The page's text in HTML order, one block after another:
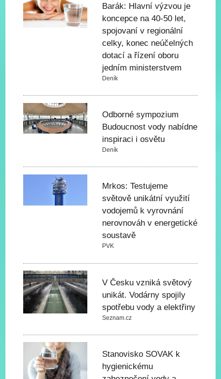
Barák: Hlavní výzvou je
koncepce na 40-50 let,
spojovaní v regionální
celky, konec neúčelných
dotací a řízení oboru
jedním ministerstvem
Deník
Odborné sympozium
Budoucnost vody nabídne
inspiraci i osvětu
Deník
Mrkos: Testujeme
světově unikátní využití
vodojemů k vyrovnání
nerovnováh v energetické
soustavě
PVK
V Česku vzniká světový
unikát. Vodárny spojily
spotřebu vody a elektřiny
Seznam.cz
Stanovisko SOVAK k
hygienickému